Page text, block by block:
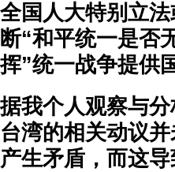
全国人大特别立
断“和平统一是否
挥”统一战争提供
据我个人观察与
台湾的相关动议
产生矛盾，而这